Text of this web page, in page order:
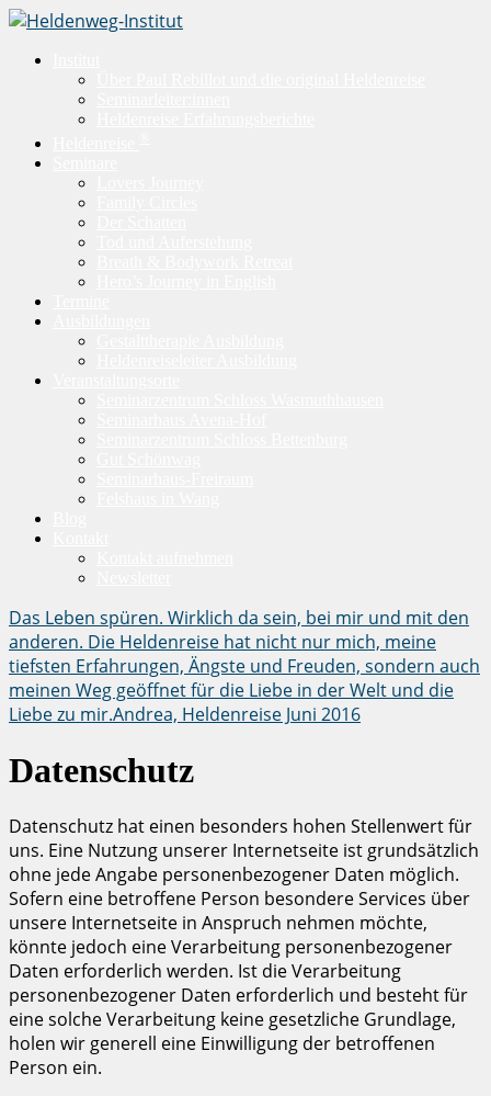
Das Leben spüren. Wirklich da sein, bei mir und mit den
anderen. Die Heldenreise hat nicht nur mich, meine
tiefsten Erfahrungen, Ängste und Freuden, sondern auch
meinen Weg geöffnet für die Liebe in der Welt und die
Liebe zu mir.Andrea, Heldenreise Juni 2016
Datenschutz
Datenschutz hat einen besonders hohen Stellenwert für
uns. Eine Nutzung unserer Internetseite ist grundsätzlich
ohne jede Angabe personenbezogener Daten möglich.
Sofern eine betroffene Person besondere Services über
unsere Internetseite in Anspruch nehmen möchte,
könnte jedoch eine Verarbeitung personenbezogener
Daten erforderlich werden. Ist die Verarbeitung
personenbezogener Daten erforderlich und besteht für
eine solche Verarbeitung keine gesetzliche Grundlage,
holen wir generell eine Einwilligung der betroffenen
Person ein.